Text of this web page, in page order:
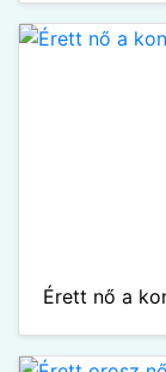
Érett nő a